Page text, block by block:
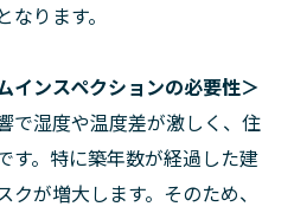
ります。
インスペクションの必要性＞
で湿度や温度差が激しく、住
す。特に築年数が経過した建
が増大します。そのため、